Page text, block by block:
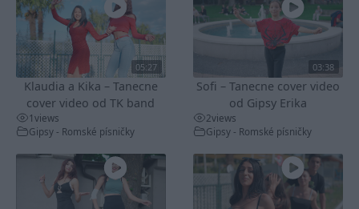
05:27
Klaudia a Kika – Tanecne
cover video od TK band
1views
Gipsy - Romské písničky
03:38
Sofi – Tanecne cover video
od Gipsy Erika
2views
Gipsy - Romské písničky